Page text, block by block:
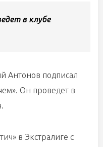
в клубе
Антонов подписал
Он проведет в
в Экстралиге с